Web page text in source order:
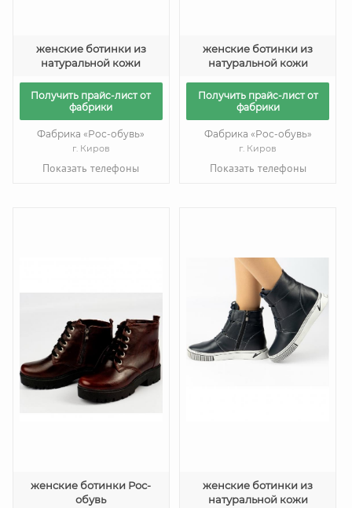
женские ботинки из
натуральной кожи
Получить прайс-лист от
фабрики
Фабрика «Рос-обувь»
г. Киров
Показать телефоны
женские ботинки из
натуральной кожи
Получить прайс-лист от
фабрики
Фабрика «Рос-обувь»
г. Киров
Показать телефоны
женские ботинки Рос-
обувь
женские ботинки из
натуральной кожи